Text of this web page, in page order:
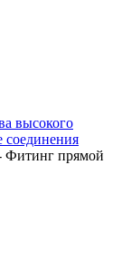
высокого
Фитинг прямой